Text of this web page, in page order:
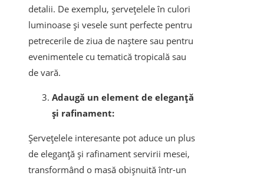
detalii. De exemplu, șervețelele în culori
luminoase și vesele sunt perfecte pentru
petrecerile de ziua de naștere sau pentru
evenimentele cu tematică tropicală sau
de vară.
Adaugă un element de eleganță
și rafinament:
Șervețelele interesante pot aduce un plus
de eleganță și rafinament servirii mesei,
transformând o masă obișnuită într-un